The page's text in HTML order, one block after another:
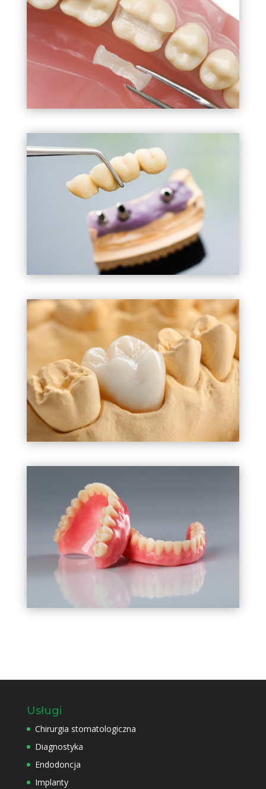
Usługi
Chirurgia stomatologiczna
Diagnostyka
Endodoncja
Implanty